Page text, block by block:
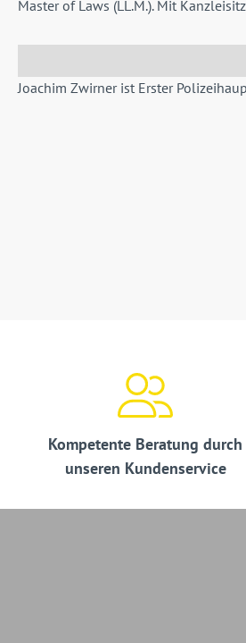
Master of Laws (LL.M.). Mit
Joachim Zwirner ist Erster
Kompetente Beratung durch
unseren Kundenservice